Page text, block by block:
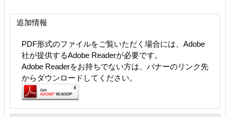
追加情報
PDF形式のファイルをご覧いただく場合には、Adobe
社が提供するAdobe Readerが必要です。
Adobe Readerをお持ちでない方は、バナーのリンク先
からダウンロードしてください。